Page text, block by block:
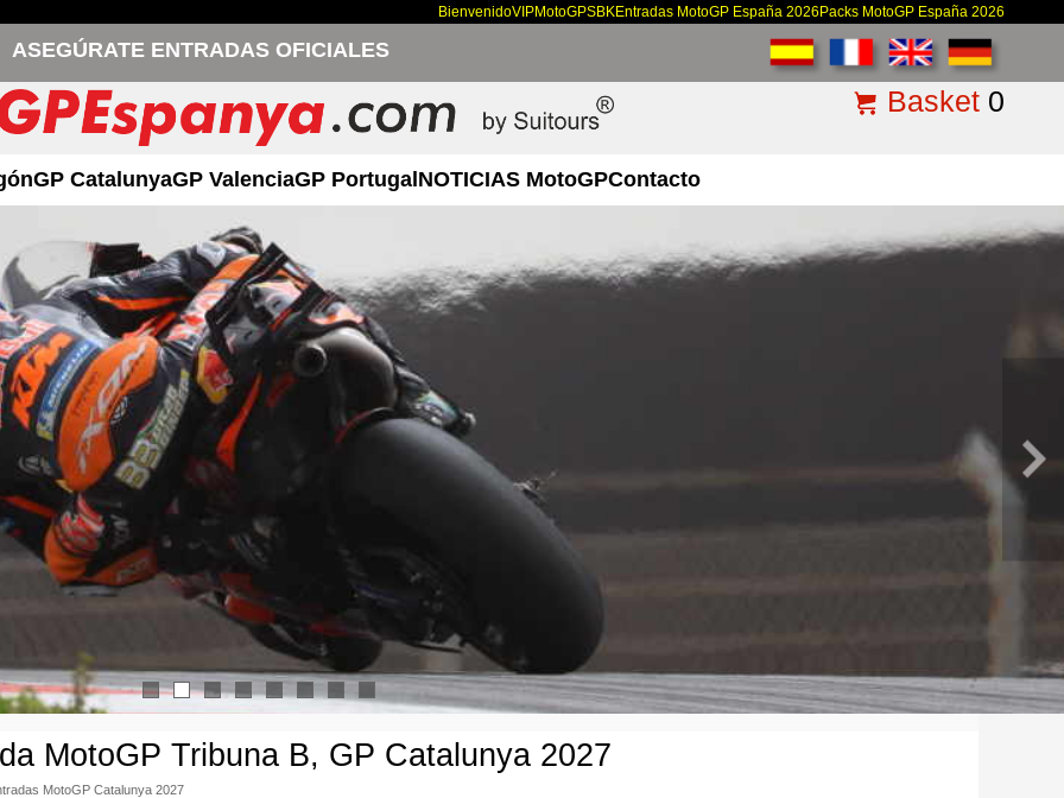
BienvenidoVIPMotoGPSBKEntradas MotoGP España 2026 Packs MotoGP España 2026
ASEGÚRATE ENTRADAS OFICIALES
Basket 0
GP CatalunyaGP ValenciaGP PortugalNOTICIAS MotoGPContacto
1 3 4
MotoGP Tribuna B, GP Catalunya 2027
MotoGP Catalunya 2027